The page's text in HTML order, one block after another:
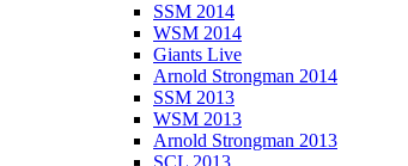
SSM 2014
WSM 2014
Giants Live
Arnold Strongman 2014
SSM 2013
WSM 2013
Arnold Strongman 2013
SCL 2013